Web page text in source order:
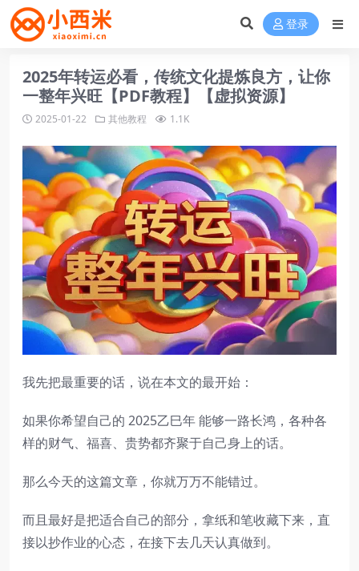
登录
2025年转运必看，传统文化提炼良方，让你
一整年兴旺【PDF教程】【虚拟资源】
2025-01-22 其他教程 1.1K
我先把最重要的话，说在本文的最开始：
如果你希望自己的 2025乙巳年 能够一路长鸿，各种各
样的财气、福喜、贵势都齐聚于自己身上的话。
那么今天的这篇文章，你就万万不能错过。
而且最好是把适合自己的部分，拿纸和笔收藏下来，直
接以抄作业的心态，在接下去几天认真做到。